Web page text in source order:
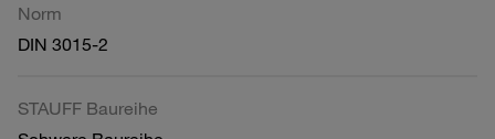
Norm
DIN 3015-2
STAUFF Baureihe